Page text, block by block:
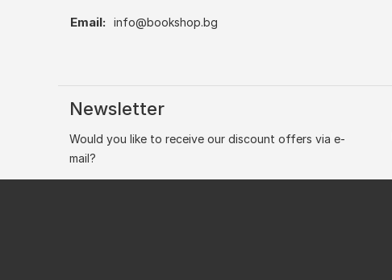
Email: info@bookshop.bg
Newsletter
Would you like to receive our discount offers via e-
mail?